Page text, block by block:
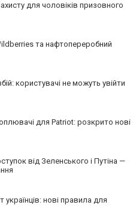
для чоловіків призовного
та нафтопереробний
користувачі не можуть увійти
для Patriot: розкрито нові
від Зеленського і Путіна —
нові правила для